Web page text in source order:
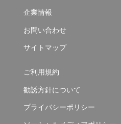
企業情報
お問い合わせ
サイトマップ
ご利用規約
勧誘方針について
プライバシーポリシー